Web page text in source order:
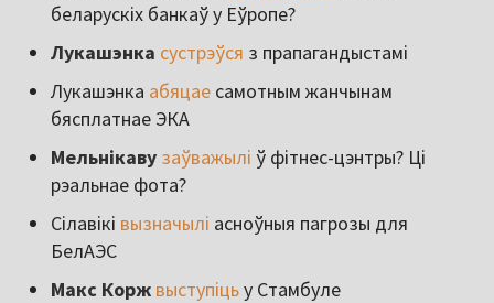
беларускіх банкаў у Еўропе?
Лукашэнка сустрэўся з прапагандыстамі
Лукашэнка абяцае самотным жанчынам
бясплатнае ЭКА
Мельнікаву заўважылі ў фітнес-цэнтры? Ці
рэальнае фота?
Сілавікі вызначылі асноўныя пагрозы для
БелАЭС
Макс Корж выступіцьу Стамбуле